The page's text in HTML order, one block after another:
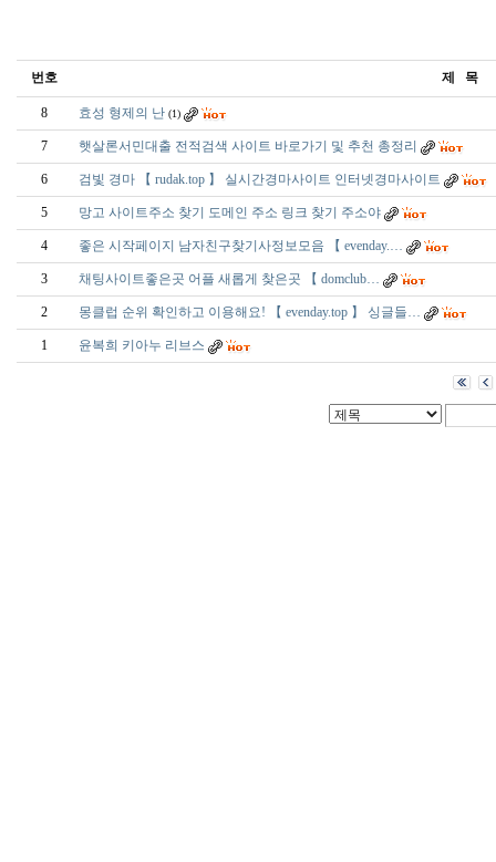
번호 제 목
8 효성 형제의 난 (1)
7 햇살론서민대출 전적검색 사이트 바로가기 및 추천 총정리
6 검빛 경마 【 rudak.top 】 실시간경마사이트 인터넷경마사이트
5 망고 사이트주소 찾기 도메인 주소 링크 찾기 주소야
4 좋은 시작페이지 남­자­친­구­찾­기사정보모음 【 evenday.…
3 채­팅­사­이­트­좋­은­곳 어플 새롭게 찾은곳 【 domclub…
2 몽­클­럽 순위 확인하고 이용해요! 【 evenday.top 】 싱글들…
1 윤복희 키아누 리브스